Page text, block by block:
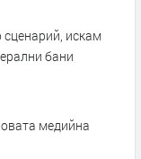
искам
бани
медийна